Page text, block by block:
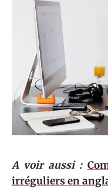
A voir aussi :
irréguliers en